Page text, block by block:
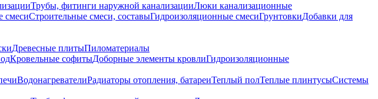
Трубы, фитинги наружной канализацииЛюки канализационные
смесиСтроительные смеси, составыГидроизоляционные смесиГрунтовкиДобавки для
Древесные плитыПиломатериалы
Кровельные софитыДоборные элементы кровлиГидроизоляционные
ВодонагревателиРадиаторы отопления, батареиТеплый полТеплые плинтусыСистемы